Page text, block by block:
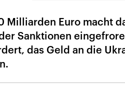
Milliarden Euro macht
Sanktionen
das Geld an die